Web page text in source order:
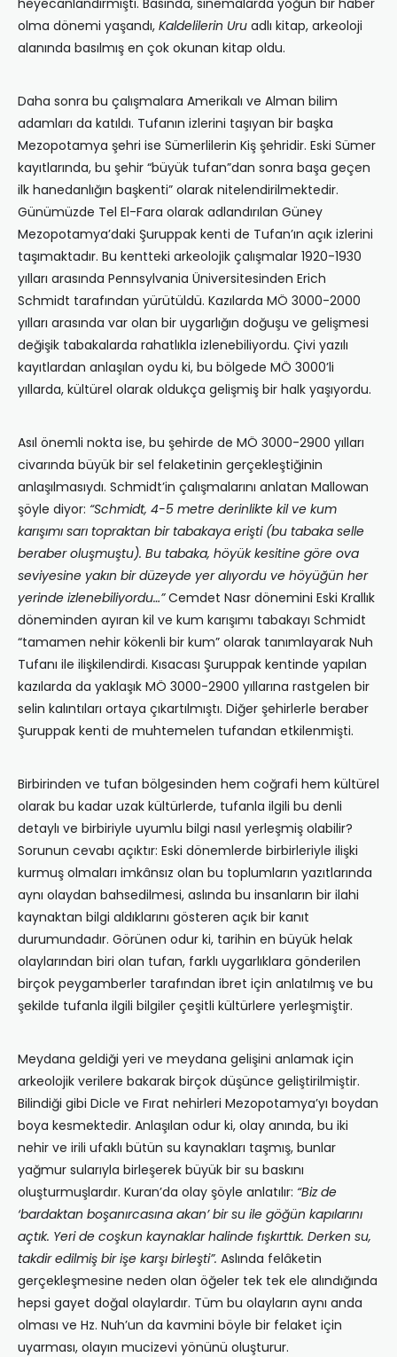
heyecanlandırmıştı. Basında, sinemalarda yoğun bir haber
olma dönemi yaşandı, Kaldelilerin Uru adlı kitap, arkeoloji
alanında basılmış en çok okunan kitap oldu.
Daha sonra bu çalışmalara Amerikalı ve Alman bilim
adamları da katıldı. Tufanın izlerini taşıyan bir başka
Mezopotamya şehri ise Sümerlilerin Kiş şehridir. Eski Sümer
kayıtlarında, bu şehir “büyük tufan”dan sonra başa geçen
ilk hanedanlığın başkenti” olarak nitelendirilmektedir.
Günümüzde Tel El-Fara olarak adlandırılan Güney
Mezopotamya’daki Şuruppak kenti de Tufan’ın açık izlerini
taşımaktadır. Bu kentteki arkeolojik çalışmalar 1920-1930
yılları arasında Pennsylvania Üniversitesinden Erich
Schmidt tarafından yürütüldü. Kazılarda MÖ 3000-2000
yılları arasında var olan bir uygarlığın doğuşu ve gelişmesi
değişik tabakalarda rahatlıkla izlenebiliyordu. Çivi yazılı
kayıtlardan anlaşılan oydu ki, bu bölgede MÖ 3000’li
yıllarda, kültürel olarak oldukça gelişmiş bir halk yaşıyordu.
Asıl önemli nokta ise, bu şehirde de MÖ 3000-2900 yılları
civarında büyük bir sel felaketinin gerçekleştiğinin
anlaşılmasıydı. Schmidt’in çalışmalarını anlatan Mallowan
şöyle diyor: “Schmidt, 4-5 metre derinlikte kil ve kum
karışımı sarı topraktan bir tabakaya erişti (bu tabaka selle
beraber oluşmuştu). Bu tabaka, höyük kesitine göre ova
seviyesine yakın bir düzeyde yer alıyordu ve höyüğün her
yerinde izlenebiliyordu…”Cemdet Nasr dönemini Eski Krallık
döneminden ayıran kil ve kum karışımı tabakayı Schmidt
“tamamen nehir kökenli bir kum” olarak tanımlayarak Nuh
Tufanı ile ilişkilendirdi. Kısacası Şuruppak kentinde yapılan
kazılarda da yaklaşık MÖ 3000-2900 yıllarına rastgelen bir
selin kalıntıları ortaya çıkartılmıştı. Diğer şehirlerle beraber
Şuruppak kenti de muhtemelen tufandan etkilenmişti.
Birbirinden ve tufan bölgesinden hem coğrafi hem kültürel
olarak bu kadar uzak kültürlerde, tufanla ilgili bu denli
detaylı ve birbiriyle uyumlu bilgi nasıl yerleşmiş olabilir?
Sorunun cevabı açıktır: Eski dönemlerde birbirleriyle ilişki
kurmuş olmaları imkânsız olan bu toplumların yazıtlarında
aynı olaydan bahsedilmesi, aslında bu insanların bir ilahi
kaynaktan bilgi aldıklarını gösteren açık bir kanıt
durumundadır. Görünen odur ki, tarihin en büyük helak
olaylarından biri olan tufan, farklı uygarlıklara gönderilen
birçok peygamberler tarafından ibret için anlatılmış ve bu
şekilde tufanla ilgili bilgiler çeşitli kültürlere yerleşmiştir.
Meydana geldiği yeri ve meydana gelişini anlamak için
arkeolojik verilere bakarak birçok düşünce geliştirilmiştir.
Bilindiği gibi Dicle ve Fırat nehirleri Mezopotamya’yı boydan
boya kesmektedir. Anlaşılan odur ki, olay anında, bu iki
nehir ve irili ufaklı bütün su kaynakları taşmış, bunlar
yağmur sularıyla birleşerek büyük bir su baskını
oluşturmuşlardır. Kuran’da olay şöyle anlatılır: “Biz de
‘bardaktan boşanırcasına akan’ bir su ile göğün kapılarını
açtık. Yeri de coşkun kaynaklar halinde fışkırttık. Derken su,
takdir edilmiş bir işe karşı birleşti”. Aslında felâketin
gerçekleşmesine neden olan öğeler tek tek ele alındığında
hepsi gayet doğal olaylardır. Tüm bu olayların aynı anda
olması ve Hz. Nuh’un da kavmini böyle bir felaket için
uyarması, olayın mucizevi yönünü oluşturur.